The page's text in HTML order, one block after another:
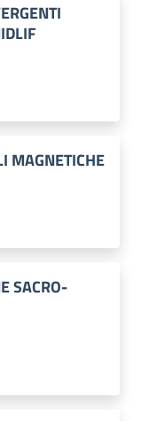
MAGNETICHE
SACRO-